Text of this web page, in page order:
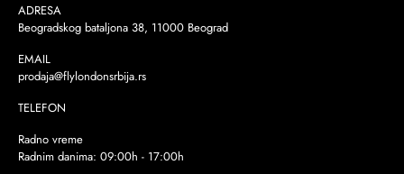
ADRESA
Beogradskog bataljona 38, 11000 Beograd
EMAIL
prodaja@flylondonsrbija.rs
TELEFON
Radno vreme
Radnim danima: 09:00h - 17:00h